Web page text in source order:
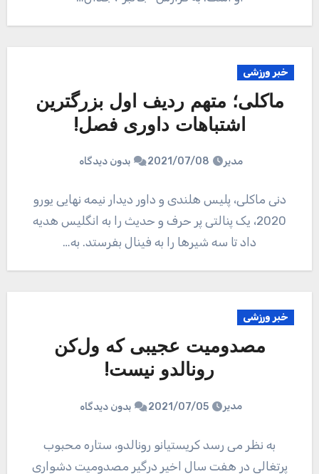
خبر ورزشی
ماکلی؛ متهم ردیف اول بزرگترین
اشتباهات داوری فصل!
مدیر 2021/07/08 بدون دیدگاه
دنی ماکلی، پلیس هلندی و داور دیدار نیمه نهایی یورو
2020، یک پنالتی پر حرف و حدیث را به انگلیس هدیه
داد تا سه شیرها را به فینال بفرستد. به…
خبر ورزشی
مصدومیت عجیبی که ول‌کن
رونالدو نیست!
مدیر 2021/07/05 بدون دیدگاه
به نظر می رسد کریستیانو رونالدو، ستاره محبوب
پرتغالی در هفت سال اخیر درگیر مصدومیت دشواری